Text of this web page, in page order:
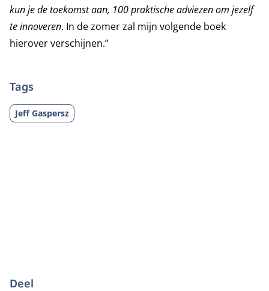
kun je de toekomst aan, 100 praktische adviezen om jezelf
te innoveren. In de zomer zal mijn volgende boek
hierover verschijnen.”
Tags
Jeff Gaspersz
Deel